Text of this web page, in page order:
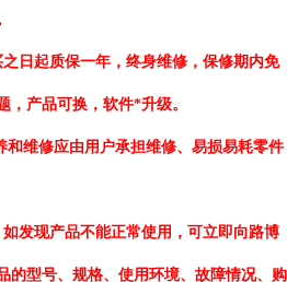
日起质保一年，终身维修，保修期内免
，产品可换，软件*升级。
和维修应由用户承担维修、易损易耗零件
发现产品不能正常使用，可立即向路博
的型号、规格、使用环境、故障情况、购